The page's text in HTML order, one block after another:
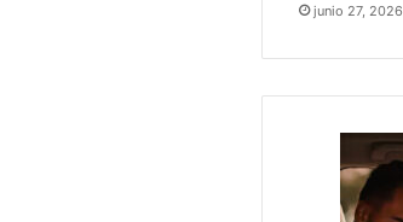
junio 27, 2026